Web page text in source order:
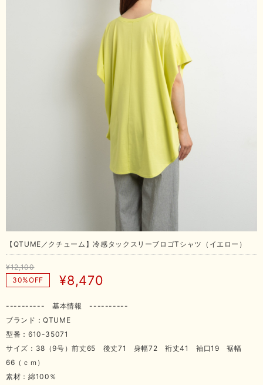
【QTUME／クチューム】冷感タックスリーブロゴTシャツ（イエロー）
¥12,100
30%OFF
¥8,470
---------- 基本情報 ----------
ブランド：QTUME
型番：610-35071
サイズ：38（9号）前丈65 後丈71 身幅72 裄丈41 袖口19 裾幅
66（ｃｍ）
素材：綿100％